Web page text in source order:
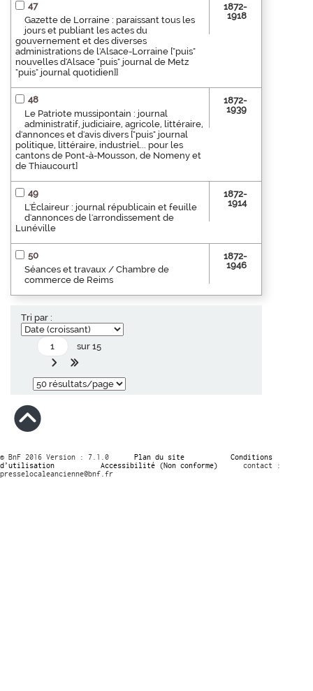
47
Gazette de Lorraine : paraissant tous les
jours et publiant les actes du
gouvernement et des diverses
administrations de l'Alsace-Lorraine ["puis"
nouvelles d'Alsace "puis" journal de Metz
"puis" journal quotidien]]
1872-
1918
48
Le Patriote mussipontain : journal
administratif, judiciaire, agricole, littéraire,
d'annonces et d'avis divers ["puis" journal
politique, littéraire, industriel... pour les
cantons de Pont-à-Mousson, de Nomeny et
de Thiaucourt]
1872-
1939
49
L'Éclaireur : journal républicain et feuille
d'annonces de l'arrondissement de
Lunéville
1872-
1914
50
Séances et travaux / Chambre de
commerce de Reims
1872-
1946
Tri par :
sur 15
© BnF 2016 Version : 7.1.0 Plan du site
Conditions
d’utilisation
Accessibilité (Non conforme)
contact :
presselocaleancienne@bnf.fr